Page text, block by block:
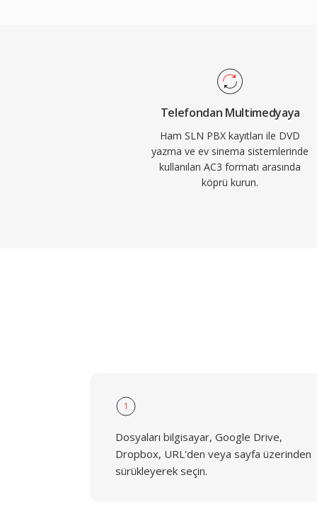
tüketici elektroniği altyapısında güvenilir
Telefondan Multimedyaya
Ham SLN PBX kayıtları ile DVD
yazma ve ev sinema sistemlerinde
kullanılan AC3 formatı arasında
köprü kurun.
1
Dosyaları bilgisayar, Google Drive,
Dropbox, URL'den veya sayfa üzerinden
sürükleyerek seçin.